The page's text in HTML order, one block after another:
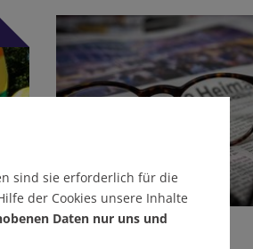
sind sie erforderlich für die
der Cookies unsere Inhalte
Daten nur uns und